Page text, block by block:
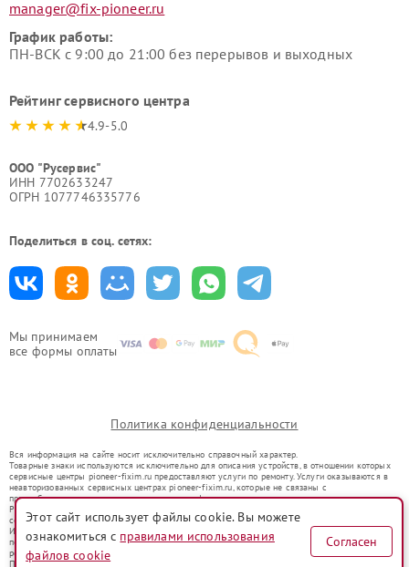
Мы принимаем
все формы оплаты
manager@fix-pioneer.ru
График работы:
ПН-ВСК с 9:00 до 21:00 без перерывов и выходных
Рейтинг сервисного центра
4.9-5.0
ООО "Русервис"
ИНН 7702633247
ОГРН 1077746335776
Поделиться в соц. сетях:
Политика конфиденциальности
Вся информация на сайте носит исключительно справочный характер.
Товарные знаки используются исключительно для описания устройств, в отношении которых
сервисные центры pioneer-fixim.ru предоставляют услуги по ремонту. Услуги оказываются в
неавторизованных сервисных центрах pioneer-fixim.ru, которые не связаны с
правообладателями товарных знаков или их официальными представителями.
Ремонт осуществляется для устройств, уже введенных в гражданский оборот в соответствии
со статьей 1487 ГК РФ.
Использование товарных знаков не преследует цели индивидуализации услуг или введения
потребителей в заблуждение, а служит для информирования о предоставляемых услугах по
ремонту техники указанных брендов.
Представленная на сайте информация не является публичной офертой, определяемой
Этот сайт использует файлы cookie. Вы можете
ознакомиться с правилами использования
файлов cookie
Согласен